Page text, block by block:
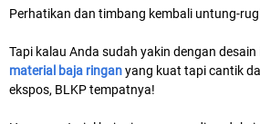
Perhatikan dan timbang kembali untung-
Tapi kalau Anda sudah yakin dengan
material baja ringanyang kuat tapi cantik
ekspos, BLKP tempatnya!